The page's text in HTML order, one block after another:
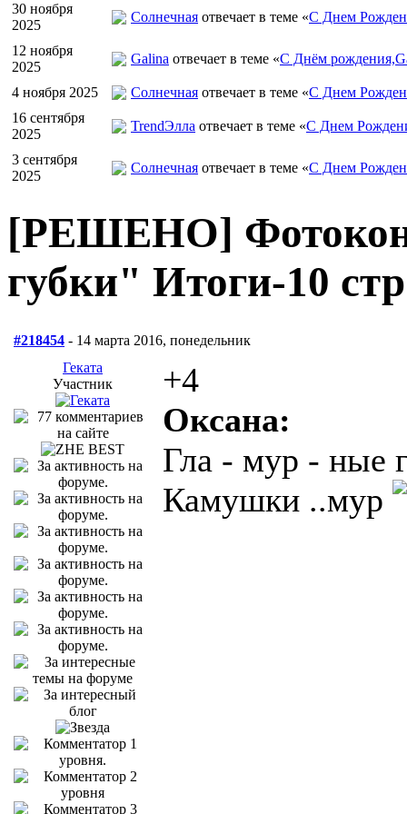
30 ноября
2025
Солнечная отвечает в теме «С Днем
12 ноября
2025
Galina отвечает в теме «С Днём
4 ноября 2025 Солнечная отвечает в теме «С Днем
16 сентября
2025
TrendЭлла отвечает в теме «С Днем
3 сентября
2025
Солнечная отвечает в теме «С Днем
[РЕШЕНО]
губки" Итоги-10
#218454 - 14 марта 2016, понедельник
Геката
Участник
+4
Оксана:
Гла - мур - ные
Камушки ..мур